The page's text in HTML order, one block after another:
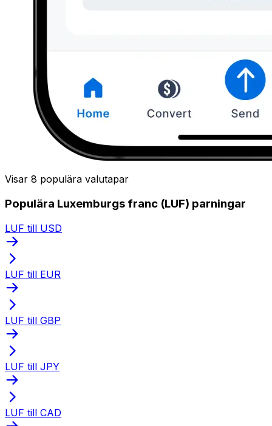
Visar 8 populära valutapar
Populära Luxemburgs franc (LUF) parningar
LUF till USD
LUF till EUR
LUF till GBP
LUF till JPY
LUF till CAD